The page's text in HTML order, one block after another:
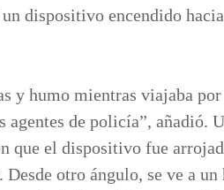
dispositivo encendido
y humo mientras viajaba
agentes de policía”,
que el dispositivo fue
otro ángulo, se ve a